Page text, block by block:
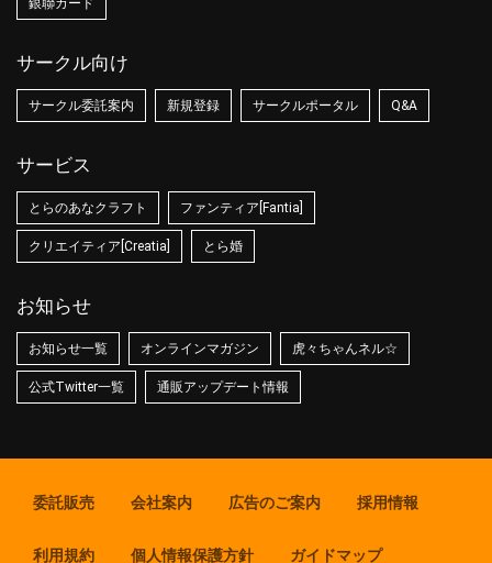
銀聯カード
サークル向け
サークル委託案内 新規登録 サークルポータル Q&A
サービス
とらのあなクラフト ファンティア[Fantia]
クリエイティア[Creatia] とら婚
お知らせ
お知らせ一覧 オンラインマガジン 虎々ちゃんネル☆
公式Twitter一覧 通販アップデート情報
委託販売 会社案内 広告のご案内 採用情報
利用規約 個人情報保護方針 ガイドマップ